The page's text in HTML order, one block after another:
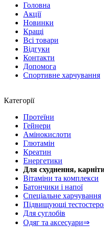
Головна
Акції
Новинки
Кращі
Всі товари
Відгуки
Контакти
Допомога
Спортивне харчування
Категорії
Протеїни
Гейнери
Амінокислоти
Глютамін
Креатин
Енергетики
Для схуднення,
Вітаміни та комплекси
Батончики і напої
Спеціальне харчування
Підвищующі
Для суглобів
Одяг та аксесуари⇒